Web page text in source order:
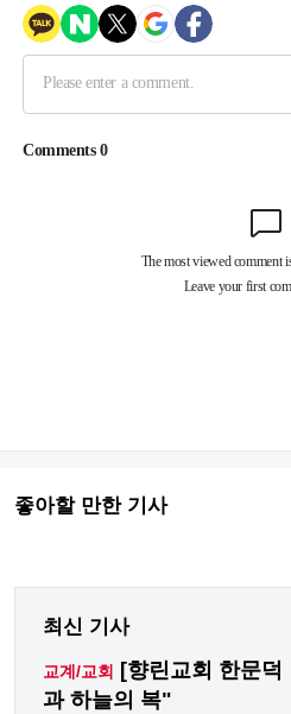
좋아할 만한 기사
최신 기사
교계/교회
[향린교회 한문
과 하늘의 복"